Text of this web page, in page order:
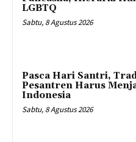
LGBTQ
Sabtu, 8 Agustus 2026
Pasca Hari Santri,
Pesantren Harus
Indonesia
Sabtu, 8 Agustus 2026